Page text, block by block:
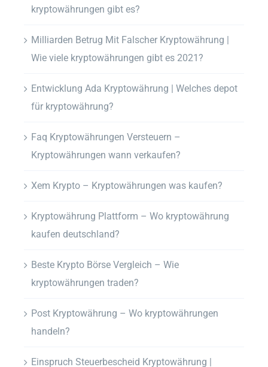
kryptowährungen gibt es?
Milliarden Betrug Mit Falscher Kryptowährung |
Wie viele kryptowährungen gibt es 2021?
Entwicklung Ada Kryptowährung | Welches depot
für kryptowährung?
Faq Kryptowährungen Versteuern –
Kryptowährungen wann verkaufen?
Xem Krypto – Kryptowährungen was kaufen?
Kryptowährung Plattform – Wo kryptowährung
kaufen deutschland?
Beste Krypto Börse Vergleich – Wie
kryptowährungen traden?
Post Kryptowährung – Wo kryptowährungen
handeln?
Einspruch Steuerbescheid Kryptowährung |